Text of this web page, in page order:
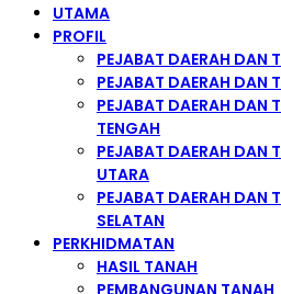
UTAMA
PROFIL
PEJABAT DAERAH DAN
PEJABAT DAERAH DAN
PEJABAT DAERAH DAN
TENGAH
PEJABAT DAERAH DAN
UTARA
PEJABAT DAERAH DAN
SELATAN
PERKHIDMATAN
HASIL TANAH
PEMBANGUNAN TANAH